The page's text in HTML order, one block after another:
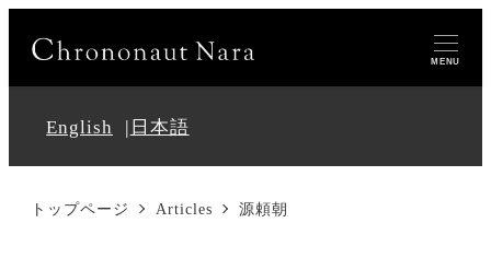
MENU
English 日本語
トップページ Articles 源頼朝